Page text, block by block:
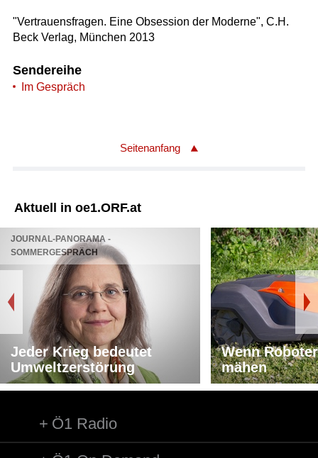
"Vertrauensfragen. Eine Obsession der Moderne", C.H.
Beck Verlag, München 2013
Sendereihe
Im Gespräch
Seitenanfang
Aktuell in oe1.ORF.at
JOURNAL-PANORAMA -
SOMMERGESPRÄCH
Jeder Krieg bedeutet
Umweltzerstörung
Wenn
mähen
Ö1 Radio